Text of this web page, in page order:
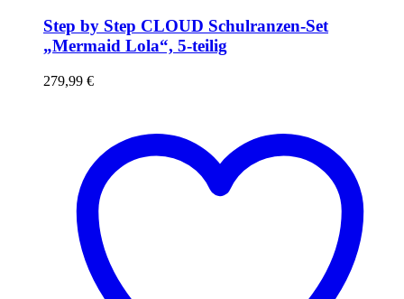
Step by Step CLOUD Schulranzen-Set
„Mermaid Lola“, 5-teilig
279,99 €